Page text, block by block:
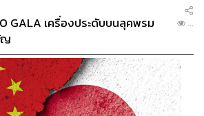
GALA เครื่องประดับบนลุคพรม
ญ
...